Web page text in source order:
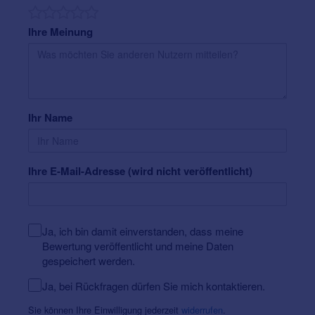
Hörprogramm, dass sich automatisch auf die
jeweils vorherrschende Hörsituation anpasst,
Telefonhörer-Seite auf das gegenüberliegende
Bereichen, z.B. in Kirchen oder öffentlichen
und verfügt über einen Taster zur optionalen manuellen
Lautstärkeregulierung und/oder optionalem
Programmwechsel am Hörgerät. Es ist in
seiner speziellen
widerstandsfähig gegen
Ihre Meinung
Ihr Name
Ihre E-Mail-Adresse (wird nicht veröffentlicht)
Ja, ich bin damit einverstanden, dass meine
Bewertung veröffentlicht und meine Daten
gespeichert werden.
Ja, bei Rückfragen dürfen Sie mich kontaktieren.
Sie können Ihre Einwilligung jederzeit widerrufen